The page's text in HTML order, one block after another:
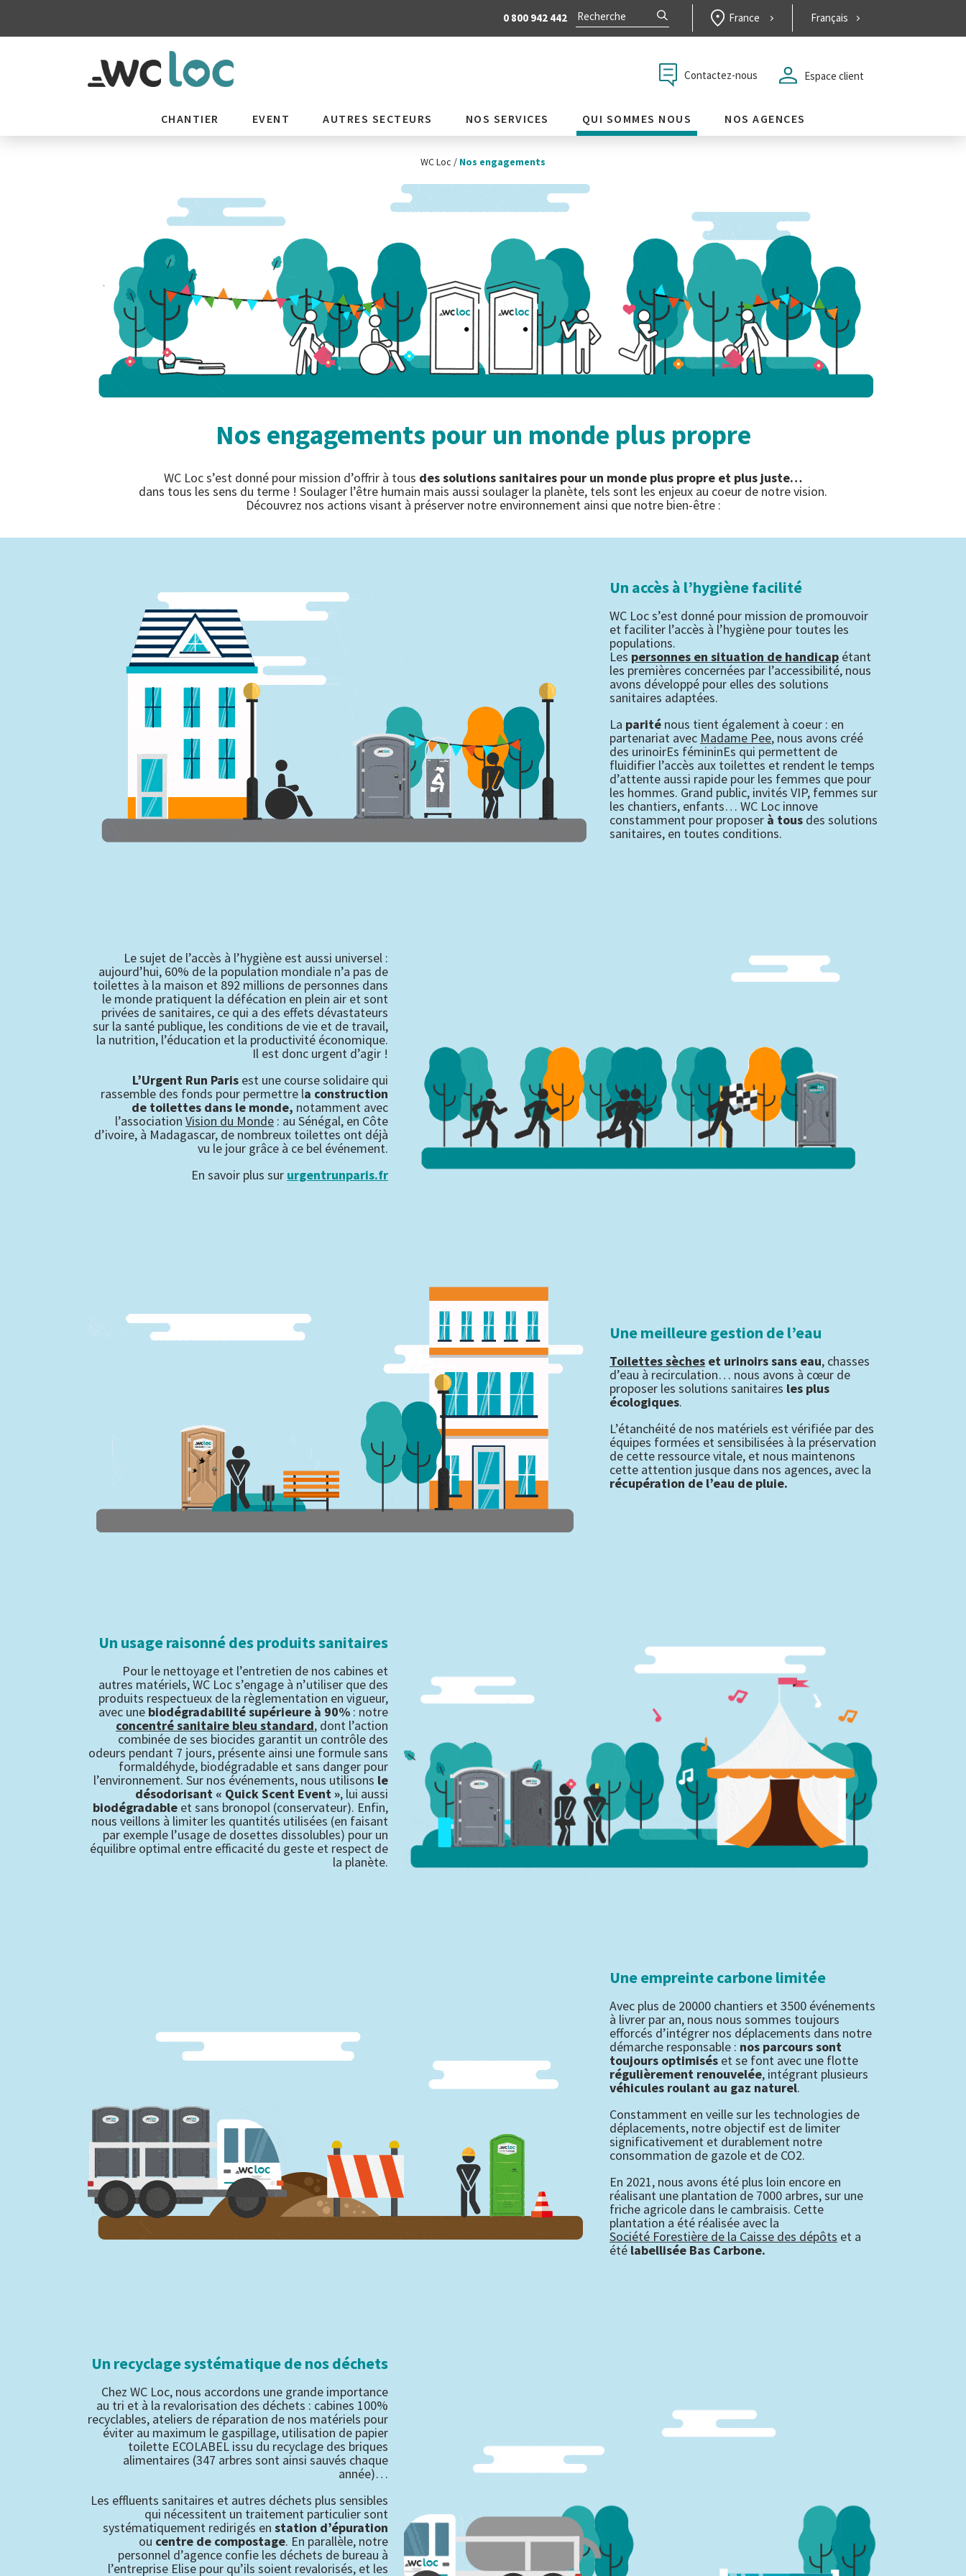
0 800 942 442 France Français
Contactez-nous Espace client
CHANTIER EVENT AUTRES SECTEURS NOS SERVICES QUI SOMMES NOUS NOS AGENCES
WC Loc / Nos engagements
Nos engagements pour un monde plus propre
WC Loc s’est donné pour mission d’offrir à tous des solutions sanitaires pour un monde plus propre et plus juste…
dans tous les sens du terme ! Soulager l’être humain mais aussi soulager la planète, tels sont les enjeux au coeur de notre vision.
Découvrez nos actions visant à préserver notre environnement ainsi que notre bien-être :
Un accès à l’hygiène facilité
WC Loc s’est donné pour mission de promouvoir
et faciliter l’accès à l’hygiène pour toutes les
populations.
Les personnes en situation de handicap étant
les premières concernées par l’accessibilité, nous
avons développé pour elles des solutions
sanitaires adaptées.
La parité nous tient également à coeur : en
partenariat avec Madame Pee, nous avons créé
des urinoirEs fémininEs qui permettent de
fluidifier l’accès aux toilettes et rendent le temps
d’attente aussi rapide pour les femmes que pour
les hommes. Grand public, invités VIP, femmes sur
les chantiers, enfants… WC Loc innove
constamment pour proposer à tous des solutions
sanitaires, en toutes conditions.
Le sujet de l’accès à l’hygiène est aussi universel :
aujourd’hui, 60% de la population mondiale n’a pas de
toilettes à la maison et 892 millions de personnes dans
le monde pratiquent la défécation en plein air et sont
privées de sanitaires, ce qui a des effets dévastateurs
sur la santé publique, les conditions de vie et de travail,
la nutrition, l’éducation et la productivité économique.
Il est donc urgent d’agir !
L’Urgent Run Paris est une course solidaire qui
rassemble des fonds pour permettre la construction
de toilettes dans le monde, notamment avec
l’association Vision du Monde : au Sénégal, en Côte
d’ivoire, à Madagascar, de nombreux toilettes ont déjà
vu le jour grâce à ce bel événement.
En savoir plus sur urgentrunparis.fr
Une meilleure gestion de l’eau
Toilettes sèches et urinoirs sans eau, chasses
d’eau à recirculation… nous avons à cœur de
proposer les solutions sanitaires les plus
écologiques.
L’étanchéité de nos matériels est vérifiée par des
équipes formées et sensibilisées à la préservation
de cette ressource vitale, et nous maintenons
cette attention jusque dans nos agences, avec la
récupération de l’eau de pluie.
Un usage raisonné des produits sanitaires
Pour le nettoyage et l’entretien de nos cabines et
autres matériels, WC Loc s’engage à n’utiliser que des
produits respectueux de la règlementation en vigueur,
avec une biodégradabilité supérieure à 90% : notre
concentré sanitaire bleu standard, dont l’action
combinée de ses biocides garantit un contrôle des
odeurs pendant 7 jours, présente ainsi une formule sans
formaldéhyde, biodégradable et sans danger pour
l’environnement. Sur nos événements, nous utilisons le
désodorisant « Quick Scent Event », lui aussi
biodégradable et sans bronopol (conservateur). Enfin,
nous veillons à limiter les quantités utilisées (en faisant
par exemple l’usage de dosettes dissolubles) pour un
équilibre optimal entre efficacité du geste et respect de
la planète.
Une empreinte carbone limitée
Avec plus de 20000 chantiers et 3500 événements
à livrer par an, nous nous sommes toujours
efforcés d’intégrer nos déplacements dans notre
démarche responsable : nos parcours sont
toujours optimisés et se font avec une flotte
régulièrement renouvelée, intégrant plusieurs
véhicules roulant au gaz naturel.
Constamment en veille sur les technologies de
déplacements, notre objectif est de limiter
significativement et durablement notre
consommation de gazole et de CO2.
En 2021, nous avons été plus loin encore en
réalisant une plantation de 7000 arbres, sur une
friche agricole dans le cambraisis. Cette
plantation a été réalisée avec la
Société Forestière de la Caisse des dépôts et a
été labellisée Bas Carbone.
Un recyclage systématique de nos déchets
Chez WC Loc, nous accordons une grande importance
au tri et à la revalorisation des déchets : cabines 100%
recyclables, ateliers de réparation de nos matériels pour
éviter au maximum le gaspillage, utilisation de papier
toilette ECOLABEL issu du recyclage des briques
alimentaires (347 arbres sont ainsi sauvés chaque
année)…
Les effluents sanitaires et autres déchets plus sensibles
qui nécessitent un traitement particulier sont
systématiquement redirigés en station d’épuration
ou centre de compostage. En parallèle, notre
personnel d’agence confie les déchets de bureau à
l’entreprise Elise pour qu’ils soient revalorisés, et les